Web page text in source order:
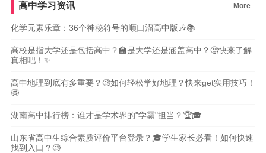
高中学习资讯 More
化学元素乐章：36个神秘符号的顺口溜高中版🎶📚
高校是指大学还是包括高中？🏫是大学还是涵盖高中？🧐快来了解
真相吧！✨
高中地理到底有多重要？🧐如何轻松学好地理？快来get实用技巧！
🤩
湖南高中排行榜：谁才是学术界的"学霸"担当？🏆🎓
山东省高中生综合素质评价平台登录？🎓学生家长必看！如何快速
找到入口？🧐